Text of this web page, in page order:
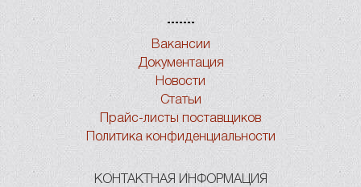
Вакансии
Документация
Новости
Статьи
Прайс-листы поставщиков
Политика конфиденциальности
КОНТАКТНАЯ ИНФОРМАЦИЯ